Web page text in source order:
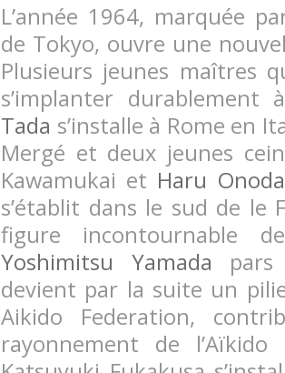
L’année 1964, marquée
de Tokyo, ouvre une
Plusieurs jeunes maîtres
s’implanter
Tada s’installe à Rome en
Mergé et deux jeunes
Kawamukai et Haru Onoda
s’établit dans le sud de le
figure incontournable
Yoshimitsu Yamada
devient par la suite un
Aikido Federation,
rayonnement de